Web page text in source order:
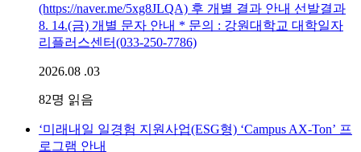
(https://naver.me/5xg8JLQA) 후 개별 결과 안내 선발결과
8. 14.(금) 개별 문자 안내 * 문의 : 강원대학교 대학일자
리플러스센터(033-250-7786)
2026.08 .03
82명 읽음
‘미래내일 일경험 지원사업(ESG형) ‘Campus AX-Ton’ 프
로그램 안내